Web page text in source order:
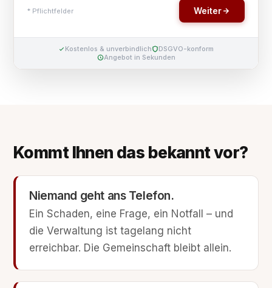
Kommt Ihnen das bekannt vor?
Niemand geht ans Telefon.
Ein Schaden, eine Frage, ein Notfall – und
die Verwaltung ist tagelang nicht
erreichbar. Die Gemeinschaft bleibt allein.